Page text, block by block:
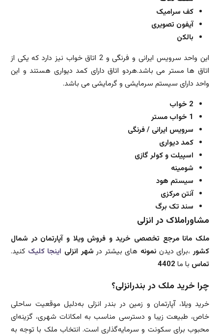
کف سرامیک
آیفون تصویری
بالکن
این واحد سرویس ایرانی و فرنگی و 2 اتاق خواب نیز دارد که یکی از
اتاق ها مستر می باشد.هردو اتاق دارای کمد دیواری هستند و این
واحد دارای سیستم سرمایشی و گرمایشی می باشد.
2 خواب
1 خواب مستر
سرویس ایرانی / فرنگی
کمد دیواری
اسپیلت و کولر گازی
شومینه
سیستم هود
آنتن مرکزی
سند تک برگ
مشاوراملاک در انزلی
ملک مانا مرجع تخصصی خرید و فروش ویلا و آپارتمان در شمال
کشور،برای دیدن نمونه های بیشتر درشهر انزلی اینجاکلیک کنید.
تماس با ما 4402
چرا خرید ملک در بندرانزلی؟
خرید ویلا، آپارتمان و زمین در بندر انزلی به‌دلیل موقعیت ساحلی
خاص، طبیعت زیبا و دسترسی مناسب به امکانات شهری، گزینه‌ای
محبوب برای سکونت و سرمایه‌گذاری است. انتخاب ملک با توجه به